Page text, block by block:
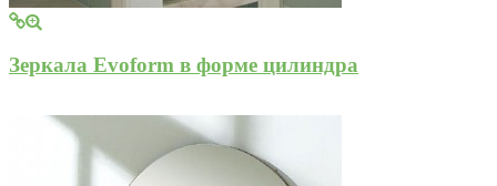
Зеркала Evoform в форме цилиндра